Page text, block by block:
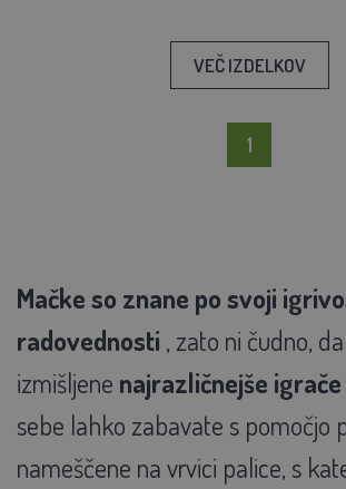
VEČ IZDELKOV
1
Mačke so znane po svoji
radovednosti , zato ni čudno,
izmišljene najrazličnejše igrače
sebe lahko zabavate s pomočjo
nameščene na vrvici palice, s